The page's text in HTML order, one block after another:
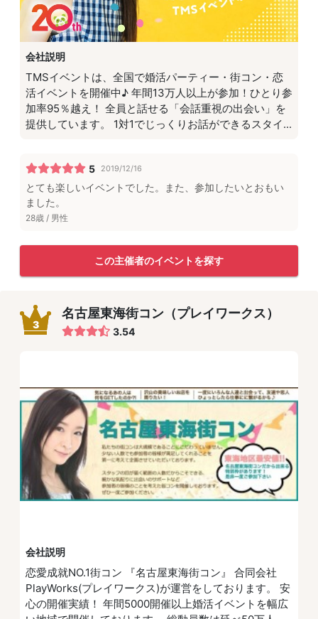
会社説明
TMSイベントは、全国で婚活パーティー・街コン・恋
活イベントを開催中♪ 年間13万人以上が参加！ひとり参
加率95％越え！ 全員と話せる「会話重視の出会い」を
提供しています。 1対1でじっくりお話ができるスタイ...
5 2019/12/16
とても楽しいイベントでした。また、参加したいとおもい
ました。
28歳 / 男性
この主催者のイベントを探す
3
名古屋東海街コン（プレイワークス）
3.54
会社説明
恋愛成就NO.1街コン 『名古屋東海街コン』 合同会社
PlayWorks(プレイワークス)が運営をしております。 安
心の開催実績！ 年間5000開催以上婚活イベントを幅広